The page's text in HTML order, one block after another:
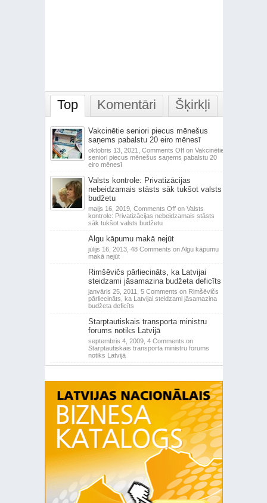
Top Komentāri Šķirkļi
Vakcinētie seniori piecus mēnešus
saņems pabalstu 20 eiro mēnesī
oktobris 13, 2021, Comments Offon Vakcinētie
seniori piecus mēnešus saņems pabalstu 20
eiro mēnesī
Valsts kontrole: Privatizācijas
nebeidzamais stāsts sāk tukšot valsts
budžetu
maijs 16, 2019, Comments Offon Valsts
kontrole: Privatizācijas nebeidzamais stāsts
sāk tukšot valsts budžetu
Algu kāpumu makā nejūt
jūlijs 16, 2013, 48 Comments on Algu kāpumu
makā nejūt
Rimšēvičs pārliecināts, ka Latvijai
steidzami jāsamazina budžeta deficīts
janvāris 25, 2011, 5 Comments on Rimšēvičs
pārliecināts, ka Latvijai steidzami jāsamazina
budžeta deficīts
Starptautiskais transporta ministru
forums notiks Latvijā
septembris 4, 2009, 4 Comments on
Starptautiskais transporta ministru forums
notiks Latvijā